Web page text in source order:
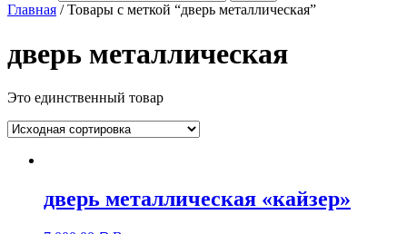
Главная / Товары с меткой “дверь металлическая”
дверь металлическая
Это единственный товар
дверь металлическая «кайзер»